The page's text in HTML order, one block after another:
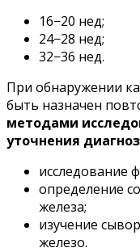
16−20 нед;
24−28 нед;
32−36 нед.
При обнаружении
быть назначен
методами
уточнения
исследование
определение
железа;
изучение
железо.